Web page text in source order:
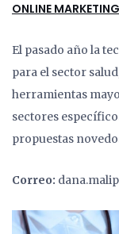
ONLINE MARKETING
El pasado año la
para el sector
herramientas
sectores
propuestas
Correo: